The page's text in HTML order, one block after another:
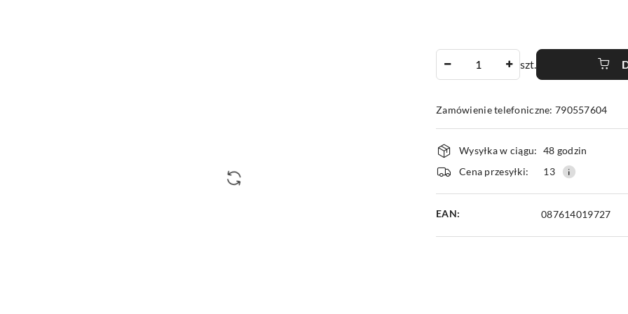
szt.
Zamówienie telefoniczne: 790557604
Dostępność
i
dostawa
Wysyłka w ciągu: 48 godzin
Cena przesyłki:
13
EAN: 087614019727